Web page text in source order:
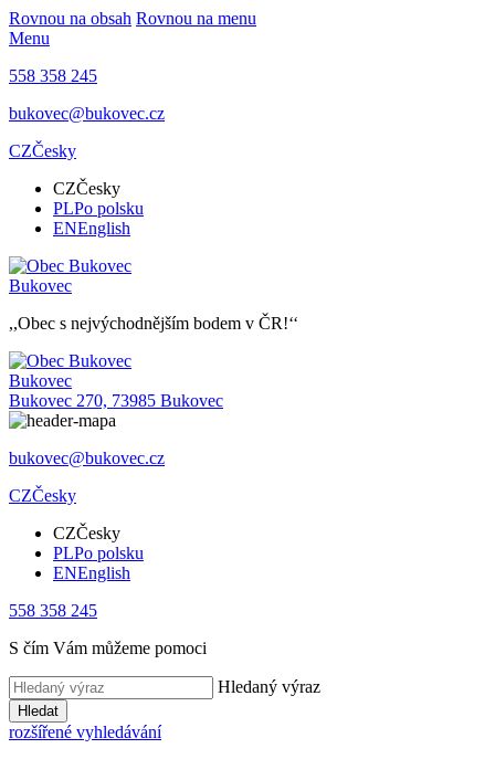
Rovnou na obsah Rovnou na menu
Menu
558 358 245
bukovec@bukovec.cz
CZČesky
CZČesky
PLPo polsku
ENEnglish
Bukovec
,,Obec s nejvýchodnějším bodem v ČR!‘‘
Bukovec
Bukovec 270, 73985 Bukovec
bukovec@bukovec.cz
CZČesky
CZČesky
PLPo polsku
ENEnglish
558 358 245
S čím Vám můžeme pomoci
Hledaný výraz
Hledat
rozšířené vyhledávání